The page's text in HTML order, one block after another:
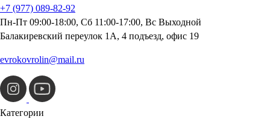
+7 (977) 089-82-92
Пн-Пт 09:00-18:00, Сб 11:00-17:00, Вс Выходной
Балакиревский переулок 1А, 4 подъезд, офис 19
evrokovrolin@mail.ru
Категории